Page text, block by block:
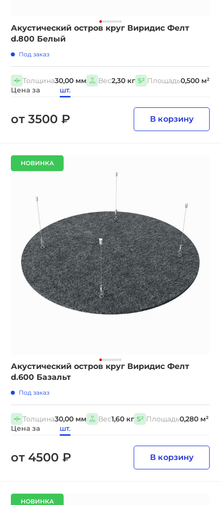
Акустический остров круг Виридис Фелт
d.800 Белый
Под заказ
Толщина30,00 мм Вес2,30 кг Площадь0,500 м²
Цена за
шт.
от 3500 ₽ В корзину
НОВИНКА
Акустический остров круг Виридис Фелт
d.600 Базальт
Под заказ
Толщина30,00 мм Вес1,60 кг Площадь0,280 м²
Цена за
шт.
от 4500 ₽ В корзину
НОВИНКА